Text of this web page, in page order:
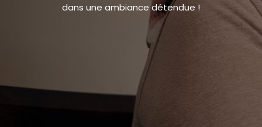
dans une ambiance détendue !